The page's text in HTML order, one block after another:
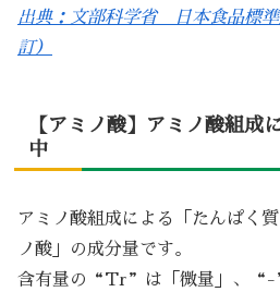
出典：文部科学省 日本食品標
訂）
【アミノ酸】アミノ酸組成
中
アミノ酸組成による「たんぱく
ノ酸」の成分量です。
含有量の“Tr”は「微量」、“-